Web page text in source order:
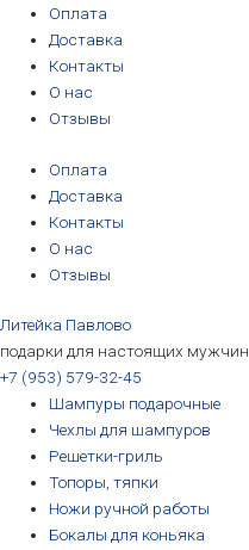
Перейти
содержимому
Оплата
Доставка
Контакты
О нас
Отзывы
Оплата
Доставка
Контакты
О нас
Отзывы
Литейка Павлово
подарки для настоящих мужчин
+7 (953) 579-32-45
Шампуры подарочные
Чехлы для шампуров
Решетки-гриль
Топоры, тяпки
Ножи ручной работы
Бокалы для коньяка
Количество
товара
Герб
России,
большой,
латунь
Первоначальная
цена
составляла
Первоначальная
цена
составляла
Первоначальная
цена
составляла
Первоначальная
цена
составляла